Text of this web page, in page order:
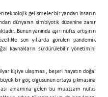
teknolojik gelişmeler bir yandan insanın
dünyanın simbiyotik düzenine zarar
Bunun yanında aşırı nüfus artışının
son yıllarda görülen pandemik
kaynakların sürdürülebilir yönetimini
kişiye ulaşması, beşeri hayatın doğal
bir göç olgusunun ortaya çıkmasına
anlamına gelen bu muazzam nüfus